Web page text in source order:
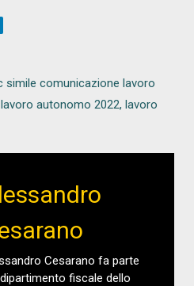
simile comunicazione lavoro
lavoro autonomo 2022, lavoro
Cesarano fa parte
fiscale dello